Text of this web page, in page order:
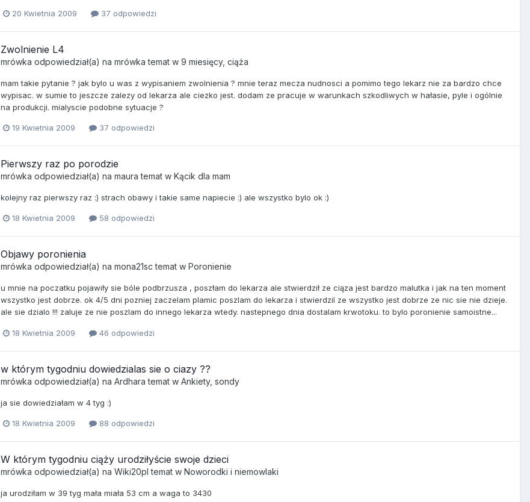
20 Kwietnia 2009 37 odpowiedzi
Zwolnienie L4
mrówka odpowiedział(a) na mrówka temat w 9 miesięcy, ciąża
mam takie pytanie ? jak bylo u was z wypisaniem zwolnienia ? mnie teraz mecza nudnosci a pomimo tego lekarz nie za bardzo chce
wypisac. w sumie to jeszcze zalezy od lekarza ale ciezko jest. dodam ze pracuje w warunkach szkodliwych w hałasie, pyle i ogólnie
na produkcji. mialyscie podobne sytuacje ?
19 Kwietnia 2009 37 odpowiedzi
Pierwszy raz po porodzie
mrówka odpowiedział(a) na maura temat w Kącik dla mam
kolejny raz pierwszy raz :) strach obawy i takie same napiecie :) ale wszystko bylo ok :)
18 Kwietnia 2009 58 odpowiedzi
Objawy poronienia
mrówka odpowiedział(a) na mona21sc temat w Poronienie
u mnie na poczatku pojawiły sie bóle podbrzusza , poszłam do lekarza ale stwierdził ze ciąza jest bardzo malutka i jak na ten moment
wszystko jest dobrze. ok 4/5 dni pozniej zaczelam plamic poszlam do lekarza i stwierdzil ze wszystko jest dobrze ze nic sie nie dzieje.
ale sie dzialo !!! zaluje ze nie poszlam do innego lekarza wtedy. nastepnego dnia dostalam krwotoku. to bylo poronienie samoistne...
18 Kwietnia 2009 46 odpowiedzi
w którym tygodniu dowiedzialas sie o ciazy ??
mrówka odpowiedział(a) na Ardhara temat w Ankiety, sondy
ja sie dowiedziałam w 4 tyg :)
18 Kwietnia 2009 88 odpowiedzi
W którym tygodniu ciąży urodziłyście swoje dzieci
mrówka odpowiedział(a) na Wiki20pl temat w Noworodki i niemowlaki
ja urodziłam w 39 tyg mała miała 53 cm a waga to 3430